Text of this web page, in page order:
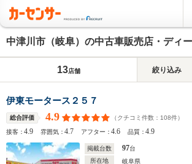
中津川市（岐阜）の中古車販売店・ディ
13店舗 絞り込み
伊東モータース２５７
総合評価 4.9 （クチコミ件数： 108件）
接客：4.9 雰囲気：4.7 アフター：4.6 品質：4.9
掲載台数 97台
所在地
岐阜県